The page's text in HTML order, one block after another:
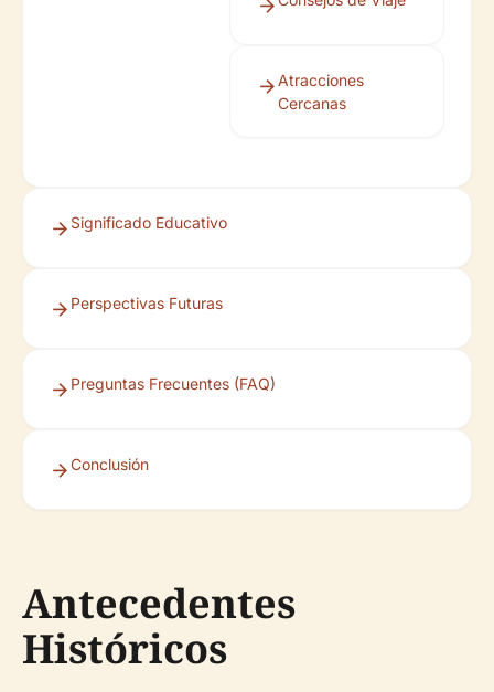
Atracciones
Cercanas
Significado Educativo
Perspectivas Futuras
Preguntas Frecuentes (FAQ)
Conclusión
Antecedentes
Históricos